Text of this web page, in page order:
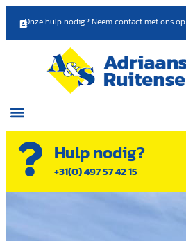
Onze hulp nodig?Neem contact met ons op
Hulp nodig?
+31(0) 497 57 42 15